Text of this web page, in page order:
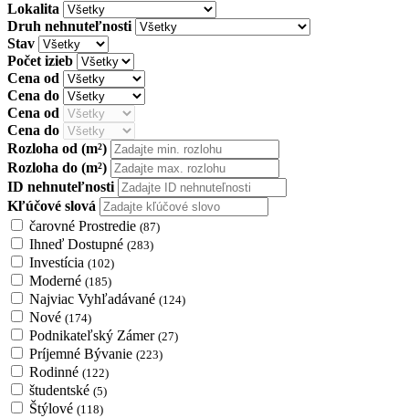
Lokalita
Druh nehnuteľnosti
Stav
Počet izieb
Cena od
Cena do
Cena od
Cena do
Rozloha od (m²)
Rozloha do (m²)
ID nehnuteľnosti
Kľúčové slová
čarovné Prostredie (87)
Ihneď Dostupné (283)
Investícia (102)
Moderné (185)
Najviac Vyhľadávané (124)
Nové (174)
Podnikateľský Zámer (27)
Príjemné Bývanie (223)
Rodinné (122)
študentské (5)
Štýlové (118)